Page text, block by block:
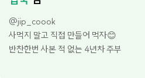
@jip_coook
사먹지 말고 직접 만들어 먹자😊
반찬한번 사본 적 없는 4년차 주부